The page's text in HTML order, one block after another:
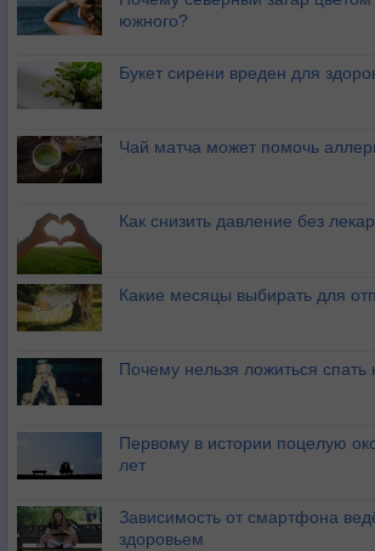
южного?
Букет сирени вреден для
Чай матча может помочь
Как снизить давление без
Какие месяцы выбирать для
Почему нельзя ложиться
Первому в истории поцелую
лет
Зависимость от смартфона
здоровьем